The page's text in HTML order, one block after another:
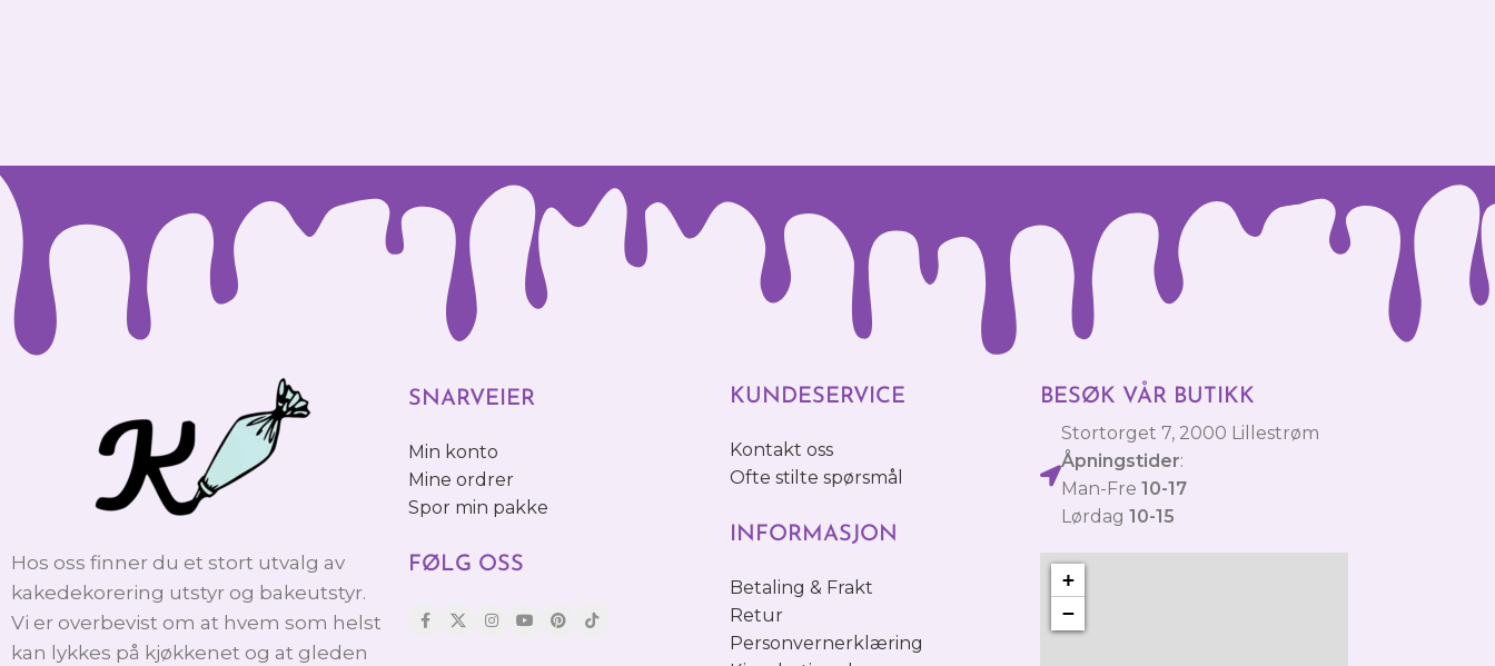
Hos oss finner du et stort utvalg av
kakedekorering utstyr og bakeutstyr.
Vi er overbevist om at hvem som helst
kan lykkes på kjøkkenet og at gleden
SNARVEIER
Min konto
Mine ordrer
Spor min pakke
FØLG OSS
KUNDESERVICE
Kontakt oss
Ofte stilte spørsmål
INFORMASJON
Betaling & Frakt
Retur
Personvernerklæring
BESØK VÅR BUTIKK
Stortorget 7, 2000 Lillestrøm
Åpningstider:
Man-Fre10-17
Lørdag10-15
+
−